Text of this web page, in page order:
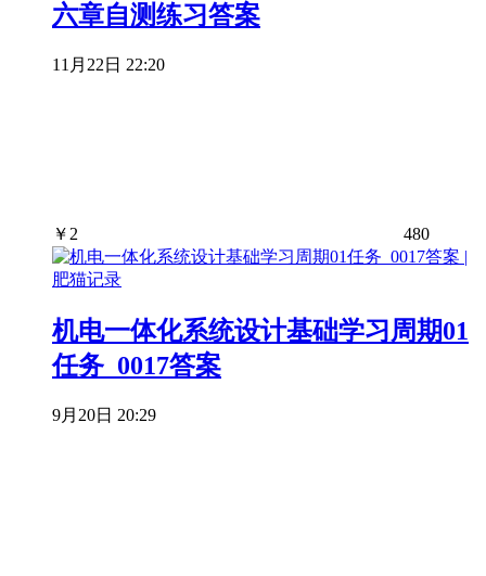
六章自测练习答案
11月22日 22:20
￥ 2 480
机电一体化系统设计基础学习周期01
任务_0017答案
9月20日 20:29